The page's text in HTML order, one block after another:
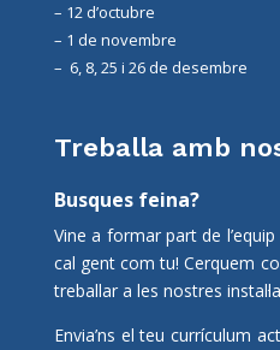
– 12
– 1 de novembre
– 6, 8, 25 i 26 de desembre
Treballa amb
Busques feina?
Vine a formar part de
cal gent com tu! Cerquem
treballar a les nostres
Envia’ns el teu currículum